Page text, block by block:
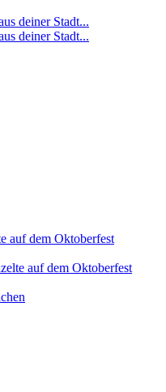
auf dem Oktoberfest
auf dem Oktoberfest